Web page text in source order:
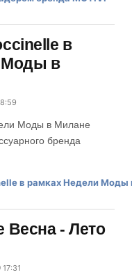
в
Моды в
Моды в Милане
бренда
Весна - Лето
17:31